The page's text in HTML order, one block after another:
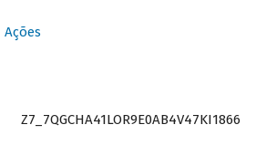
Ações
Z7_7QGCHA41LOR9E0AB4V47KI1866